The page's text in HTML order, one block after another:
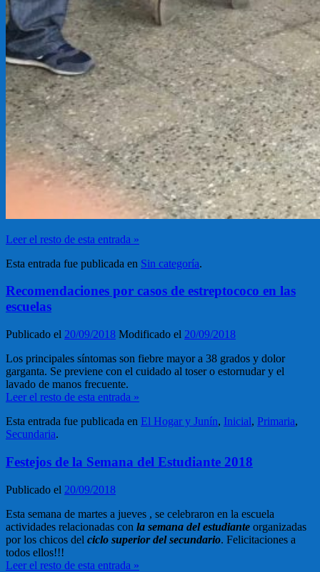
Leer el resto de esta entrada »
Esta entrada fue publicada en Sin categoría.
Recomendaciones por casos de estreptococo en las
escuelas
Publicado el 20/09/2018 Modificado el 20/09/2018
Los principales síntomas son fiebre mayor a 38 grados y dolor
garganta. Se previene con el cuidado al toser o estornudar y el
lavado de manos frecuente.
Leer el resto de esta entrada »
Esta entrada fue publicada en El Hogar y Junín, Inicial, Primaria,
Secundaria.
Festejos de la Semana del Estudiante 2018
Publicado el 20/09/2018
Esta semana de martes a jueves , se celebraron en la escuela
actividades relacionadas con la semana del estudiante organizadas
por los chicos del ciclo superior del secundario. Felicitaciones a
todos ellos!!!
Leer el resto de esta entrada »